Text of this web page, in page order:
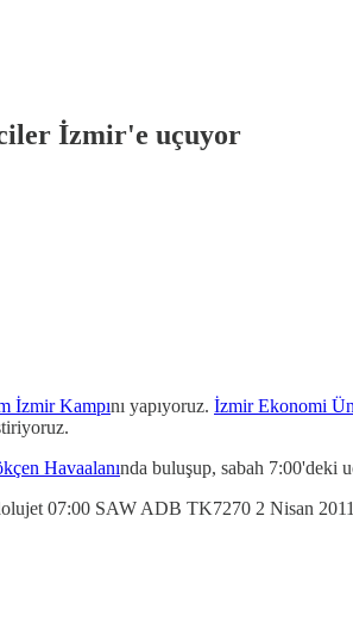
İzmir'e uçuyor
İzmir Kampını yapıyoruz. İzmir Ekonomi
Havaalanında buluşup, sabah 7:00'deki
07:00 SAW ADB TK7270 2 Nisan